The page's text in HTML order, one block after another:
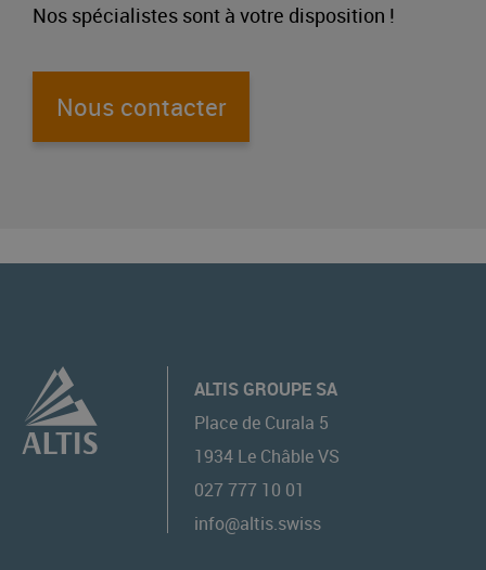
Nos spécialistes sont à votre disposition !
Nous contacter
ALTIS GROUPE SA
Place de Curala 5
1934 Le Châble VS
027 777 10 01
info@altis.swiss